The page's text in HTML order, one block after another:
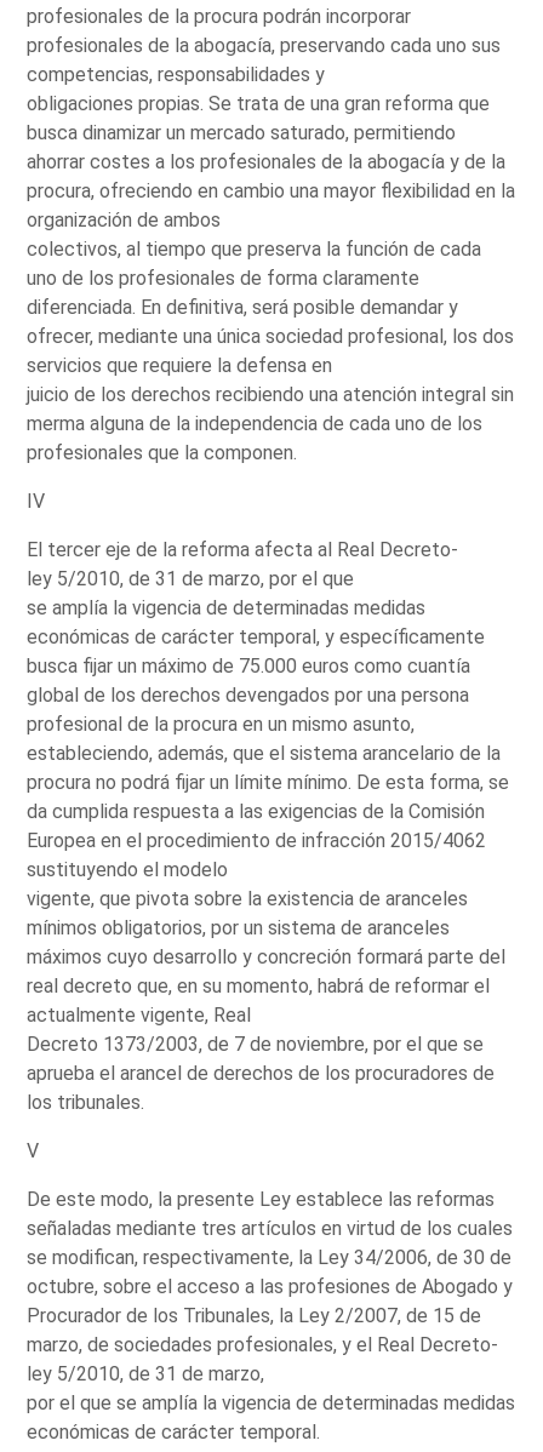
profesionales de la procura podrán incorporar
profesionales de la abogacía, preservando cada uno sus
competencias, responsabilidades y
obligaciones propias. Se trata de una gran reforma que
busca dinamizar un mercado saturado, permitiendo
ahorrar costes a los profesionales de la abogacía y de la
procura, ofreciendo en cambio una mayor flexibilidad en la
organización de ambos
colectivos, al tiempo que preserva la función de cada
uno de los profesionales de forma claramente
diferenciada. En definitiva, será posible demandar y
ofrecer, mediante una única sociedad profesional, los dos
servicios que requiere la defensa en
juicio de los derechos recibiendo una atención integral sin
merma alguna de la independencia de cada uno de los
profesionales que la componen.
IV
El tercer eje de la reforma afecta al Real Decreto-
ley 5/2010, de 31 de marzo, por el que
se amplía la vigencia de determinadas medidas
económicas de carácter temporal, y específicamente
busca fijar un máximo de 75.000 euros como cuantía
global de los derechos devengados por una persona
profesional de la procura en un mismo asunto,
estableciendo, además, que el sistema arancelario de la
procura no podrá fijar un límite mínimo. De esta forma, se
da cumplida respuesta a las exigencias de la Comisión
Europea en el procedimiento de infracción 2015/4062
sustituyendo el modelo
vigente, que pivota sobre la existencia de aranceles
mínimos obligatorios, por un sistema de aranceles
máximos cuyo desarrollo y concreción formará parte del
real decreto que, en su momento, habrá de reformar el
actualmente vigente, Real
Decreto 1373/2003, de 7 de noviembre, por el que se
aprueba el arancel de derechos de los procuradores de
los tribunales.
V
De este modo, la presente Ley establece las reformas
señaladas mediante tres artículos en virtud de los cuales
se modifican, respectivamente, la Ley 34/2006, de 30 de
octubre, sobre el acceso a las profesiones de Abogado y
Procurador de los Tribunales, la Ley 2/2007, de 15 de
marzo, de sociedades profesionales, y el Real Decreto-
ley 5/2010, de 31 de marzo,
por el que se amplía la vigencia de determinadas medidas
económicas de carácter temporal.